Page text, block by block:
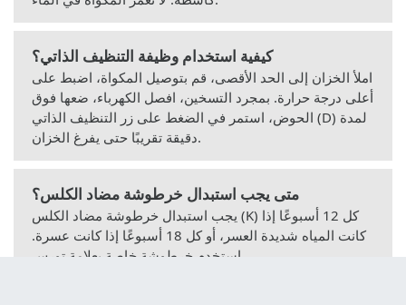
كيفية استخدام وظيفة التنظيف الذاتي؟
املأ الخزان إلى الحد الأقصى، قم بتوصيل المكواة، اضبط على
أعلى درجة حرارة. بمجرد التسخين، افصل الكهرباء، ضعها فوق
الحوض، استمر في الضغط على زر التنظيف الذاتي (D) لمدة
دقيقة تقريبًا حتى يفرغ الخزان.
متى يجب استبدال خرطوشة مضاد الكلس؟
يجب استبدال خرطوشة مضاد الكلس (K) كل 12 أسبوعًا إذا
كانت المياه شديدة العسر، أو كل 18 أسبوعًا إذا كانت عسرة.